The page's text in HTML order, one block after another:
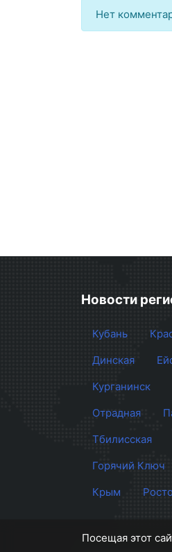
Нет
Новости
Кубань
Динская
Курганинск
Отрадная
Тбилисская
Горячий Ключ
Крым
Посещая этот